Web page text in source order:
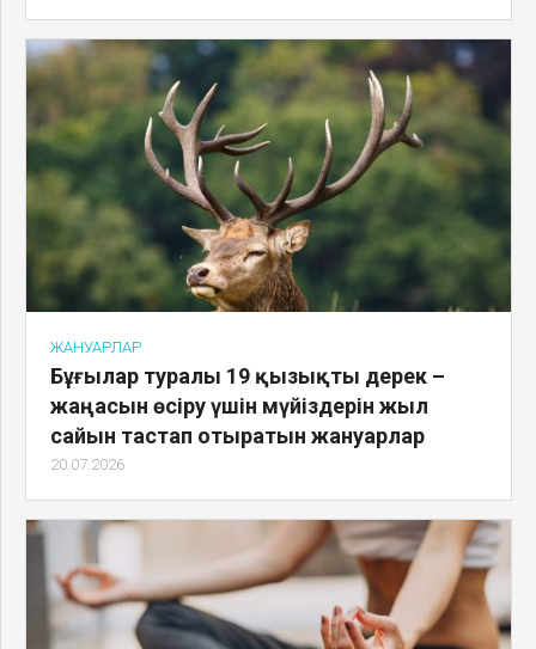
ЖАНУАРЛАР
Бұғылар туралы 19 қызықты дерек –
жаңасын өсіру үшін мүйіздерін жыл
сайын тастап отыратын жануарлар
20.07.2026